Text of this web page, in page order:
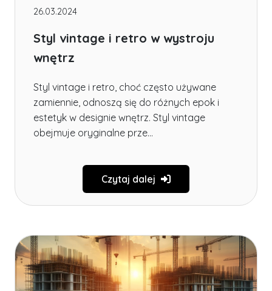
26.03.2024
Styl vintage i retro w wystroju
wnętrz
Styl vintage i retro, choć często używane
zamiennie, odnoszą się do różnych epok i
estetyk w designie wnętrz. Styl vintage
obejmuje oryginalne prze...
Czytaj dalej